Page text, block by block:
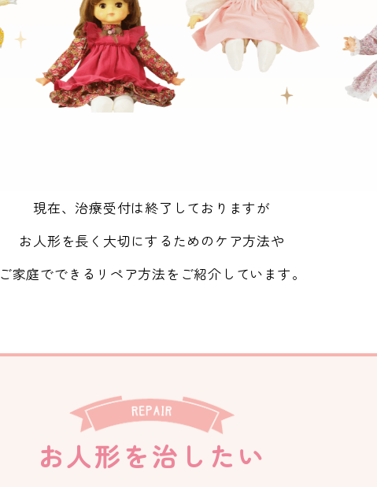
現在、治療受付は終了しておりますが
お人形を長く大切にするためのケア方法や
ご家庭でできるリペア方法をご紹介しています。
お人形を治したい